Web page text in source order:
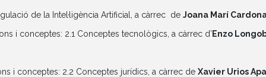
de la Intel·ligència Artificial, a càrrec de Joana Marí
i conceptes: 2.1 Conceptes tecnològics, a càrrec d’ Enzo
i conceptes: 2.2 Conceptes jurídics, a càrrec de Xavier Urios